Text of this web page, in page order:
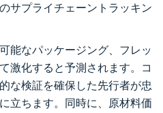
サプライチェーントラッキン
能なパッケージング、フレッ
激化すると予測されます。コ
な検証を確保した先行者が忠
立ちます。同時に、原材料価